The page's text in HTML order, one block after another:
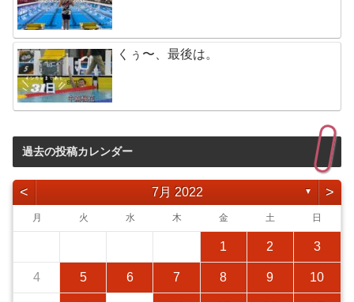
くぅ〜、最後は。
過去の投稿カレンダー
< 7月 2022 ▼ >
月 火 水 木 金 土 日
1 2 3
4 5 6 7 8 9 10